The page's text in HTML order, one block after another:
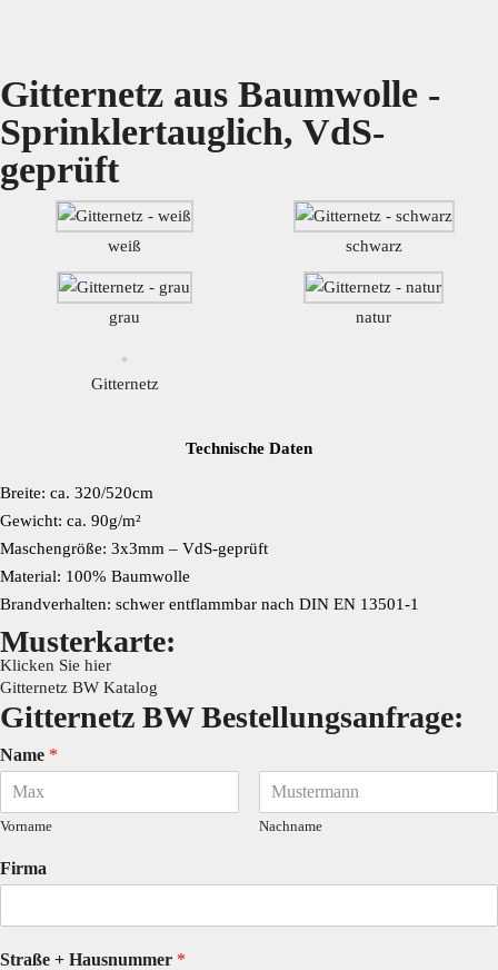
Gitternetz aus Baumwolle -
Sprinklertauglich, VdS-
geprüft
weiß schwarz
grau natur
Gitternetz
Technische Daten
Breite: ca. 320/520cm
Gewicht: ca. 90g/m²
Maschengröße: 3x3mm – VdS-geprüft
Material: 100% Baumwolle
Brandverhalten: schwer entflammbar nach DIN EN 13501-1
Musterkarte:
Klicken Sie hier
Gitternetz BW Katalog
Gitternetz BW​ Bestellungsanfrage:
Name *
Vorname Nachname
Firma
Straße + Hausnummer *